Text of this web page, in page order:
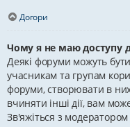
Догори
Чому я не маю доступу
Деякі форуми можуть
учасникам та групам
форуми, створювати в
вчиняти інші дії, вам
Зв'яжіться з